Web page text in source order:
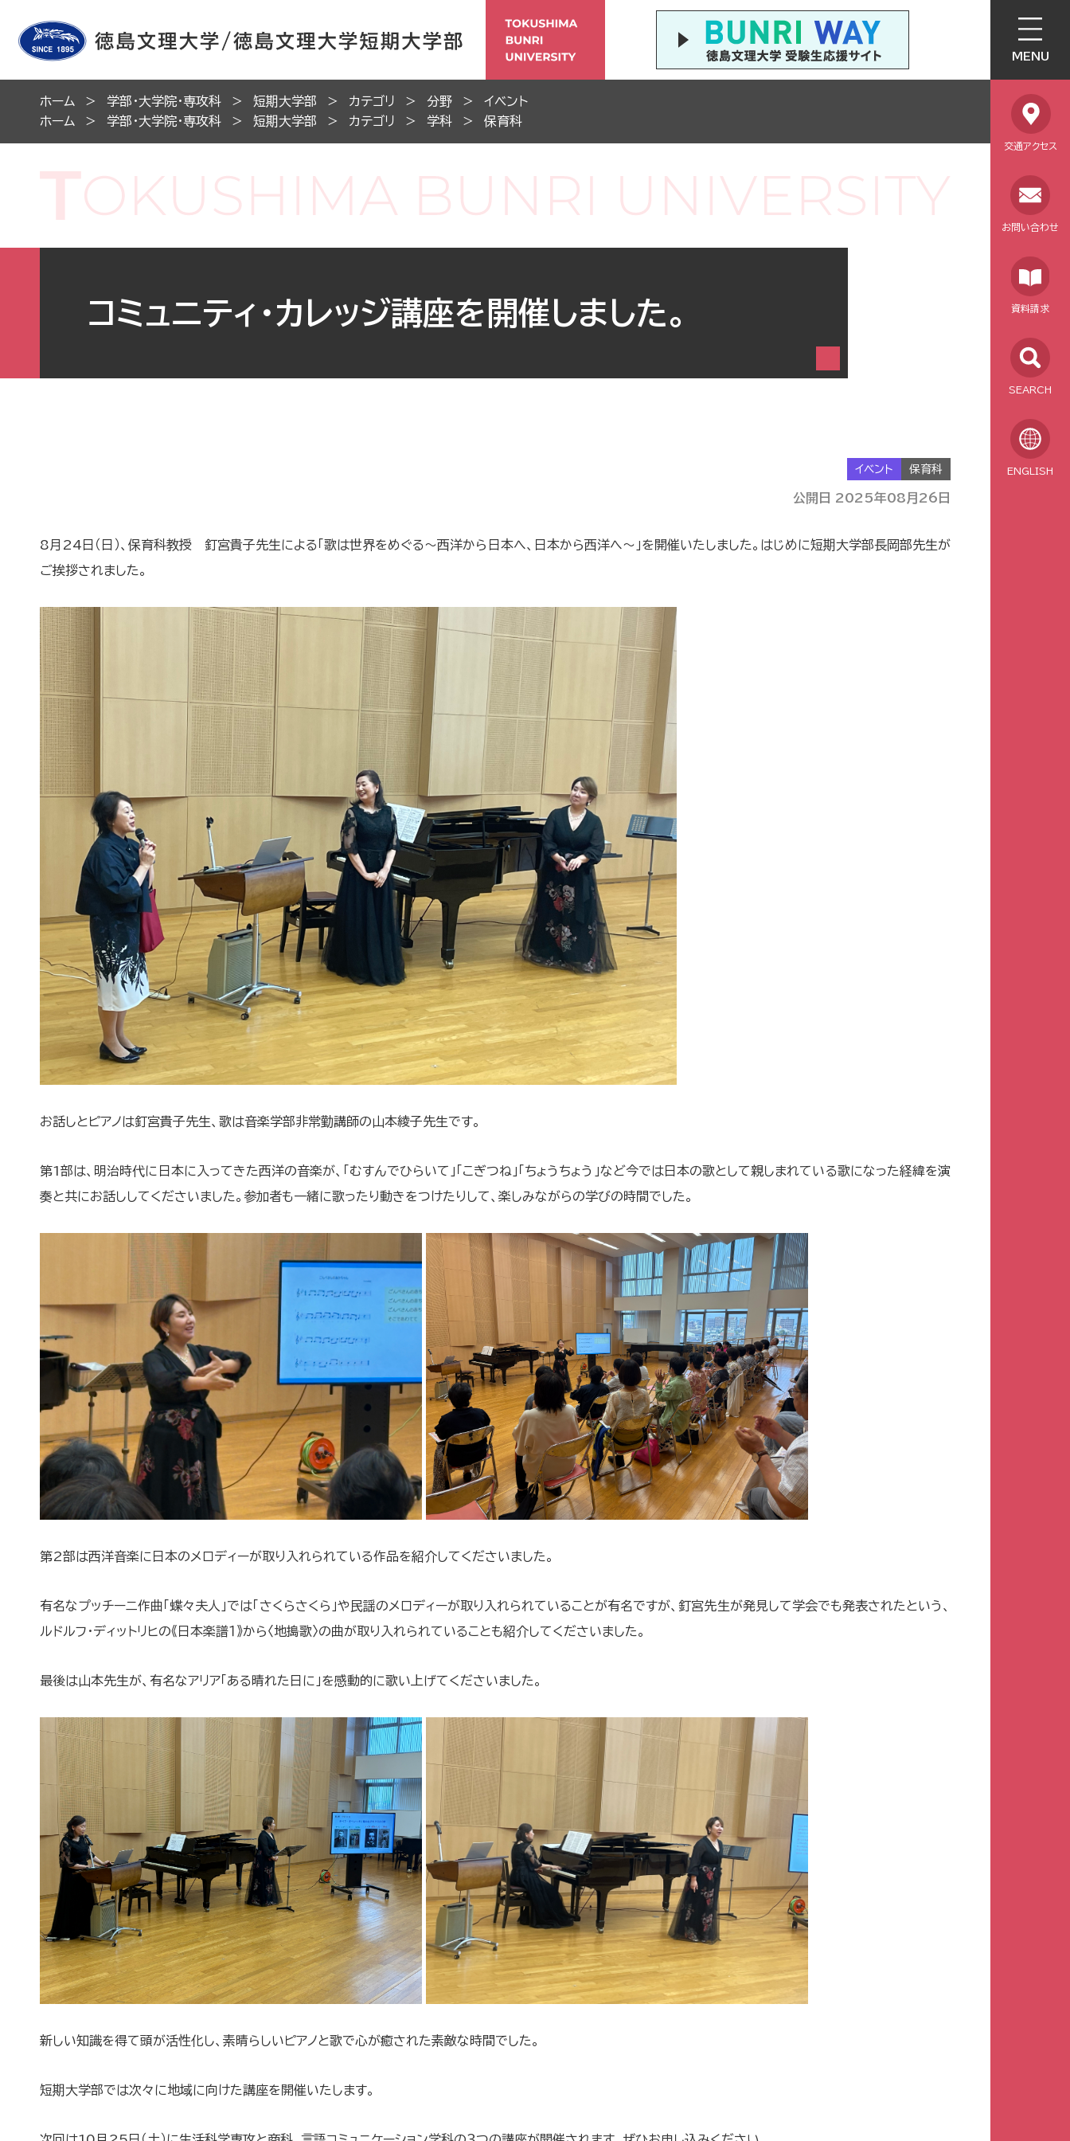
MENU
交通アクセス
お問い合わせ
資料請求
SEARCH
ENGLISH
ホーム 学部・大学院・専攻科 短期大学部 カテゴリ 分野
イベント
ホーム
学部・大学院・専攻科 短期大学部 カテゴリ 学科 保育科
コミュニティ・カレッジ講座を開催しました。
イベント 保育科
公開日 2025年08月26日
8月24日（日）、保育科教授 釘宮貴子先生による「歌は世界をめぐる～西洋から日本へ、日本から西洋へ～」を開催いたしました。はじめに短期大学部長岡部先生が
ご挨拶されました。
お話しとピアノは釘宮貴子先生、歌は音楽学部非常勤講師の山本綾子先生です。
第1部は、明治時代に日本に入ってきた西洋の音楽が、「むすんでひらいて」「こぎつね」「ちょうちょう」など今では日本の歌として親しまれている歌になった経緯を演
奏と共にお話ししてくださいました。参加者も一緒に歌ったり動きをつけたりして、楽しみながらの学びの時間でした。
第2部は西洋音楽に日本のメロディーが取り入れられている作品を紹介してくださいました。
有名なプッチーニ作曲「蝶々夫人」では「さくらさくら」や民謡のメロディーが取り入れられていることが有名ですが、釘宮先生が発見して学会でも発表されたという、
ルドルフ・ディットリヒの《日本楽譜１》から〈地搗歌〉の曲が取り入れられていることも紹介してくださいました。
最後は山本先生が、有名なアリア「ある晴れた日に」を感動的に歌い上げてくださいました。
新しい知識を得て頭が活性化し、素晴らしいピアノと歌で心が癒された素敵な時間でした。
短期大学部では次々に地域に向けた講座を開催いたします。